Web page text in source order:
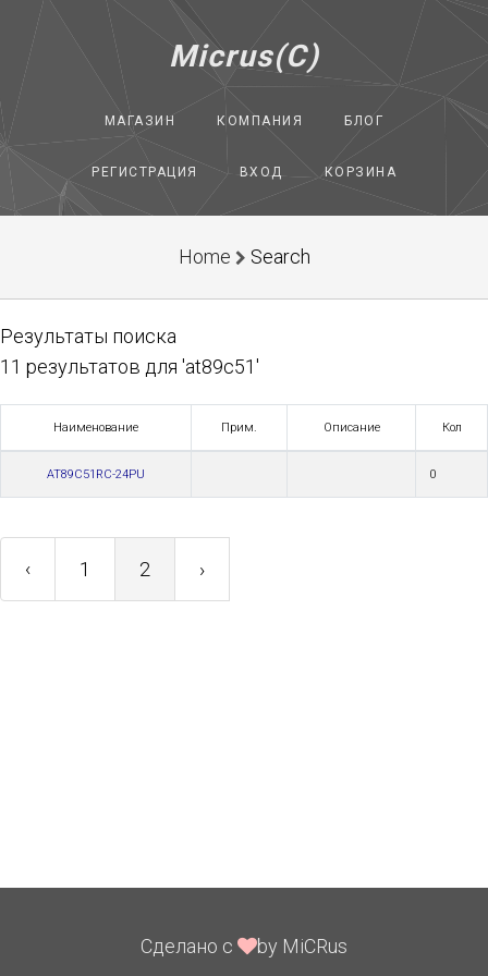
Micrus(C)
МАГАЗИН КОМПАНИЯ БЛОГ
РЕГИСТРАЦИЯ ВХОД КОРЗИНА
Home Search
Результаты поиска
11 результатов для 'at89c51'
Наименование Прим. Описание Кол
AT89C51RC-24PU 0
‹ 1 2 ›
Сделано с by MiCRus